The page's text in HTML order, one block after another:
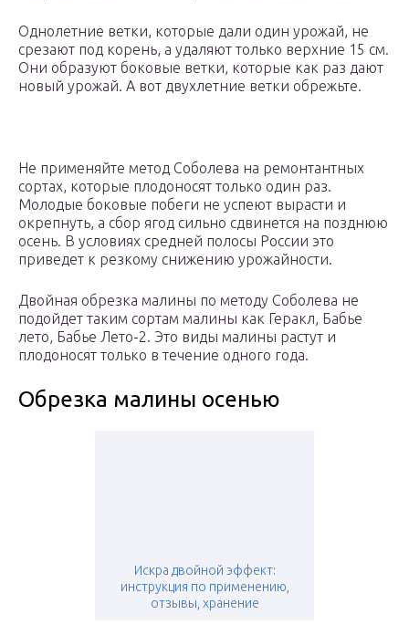
Однолетние ветки, которые дали один урожай, не
срезают под корень, а удаляют только верхние 15 см.
Они образуют боковые ветки, которые как раз дают
новый урожай. А вот двухлетние ветки обрежьте.
Не применяйте метод Соболева на ремонтантных
сортах, которые плодоносят только один раз.
Молодые боковые побеги не успеют вырасти и
окрепнуть, а сбор ягод сильно сдвинется на позднюю
осень. В условиях средней полосы России это
приведет к резкому снижению урожайности.
Двойная обрезка малины по методу Соболева не
подойдет таким сортам малины как Геракл, Бабье
лето, Бабье Лето-2. Это виды малины растут и
плодоносят только в течение одного года.
Обрезка малины осенью
Искра двойной эффект:
инструкция по применению,
отзывы, хранение